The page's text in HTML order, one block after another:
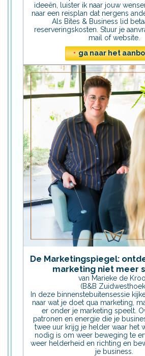
ideeën, luister ik naar jouw
naar een reisplan dat nergens
Als Bites & Business lid
reserveringskosten. Stuur je
mail of website.
• ga naar het
De Marketingspiegel:
marketing niet meer
van Marieke de
(B&B
In deze binnenstebuitensessie
naar wat je doet qua marketing,
er onder je marketing speelt.
patronen en energie die je
twee uur krijg je helder waar het
nodig is om weer beweging te
weer helderheid en richting en
je business.